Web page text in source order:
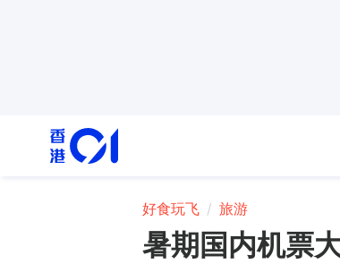
好食玩飞 旅游
暑期国内机票